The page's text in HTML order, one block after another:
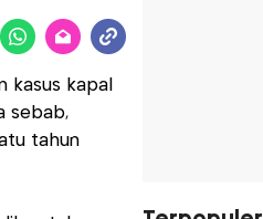
kasus kapal
sebab,
tahun